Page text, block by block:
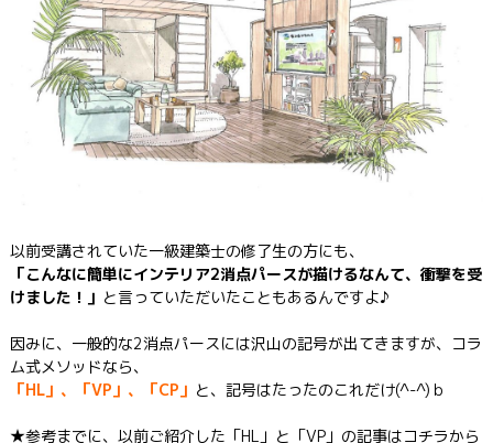
以前受講されていた一級建築士の修了生の方にも、
「こんなに簡単にインテリア2消点パースが描けるなんて、衝撃を受
けました！」 と言っていただいたこともあるんですよ♪
因みに、一般的な2消点パースには沢山の記号が出てきますが、コラ
ム式メソッドなら、
「HL」、「VP」、「CP」 と、記号はたったのこれだけ(^-^)ｂ
★参考までに、以前ご紹介した「HL」と「VP」の記事はコチラから